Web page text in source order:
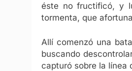
éste no fructificó, y
tormenta, que
Allí comenzó una
buscando
capturó sobre la línea